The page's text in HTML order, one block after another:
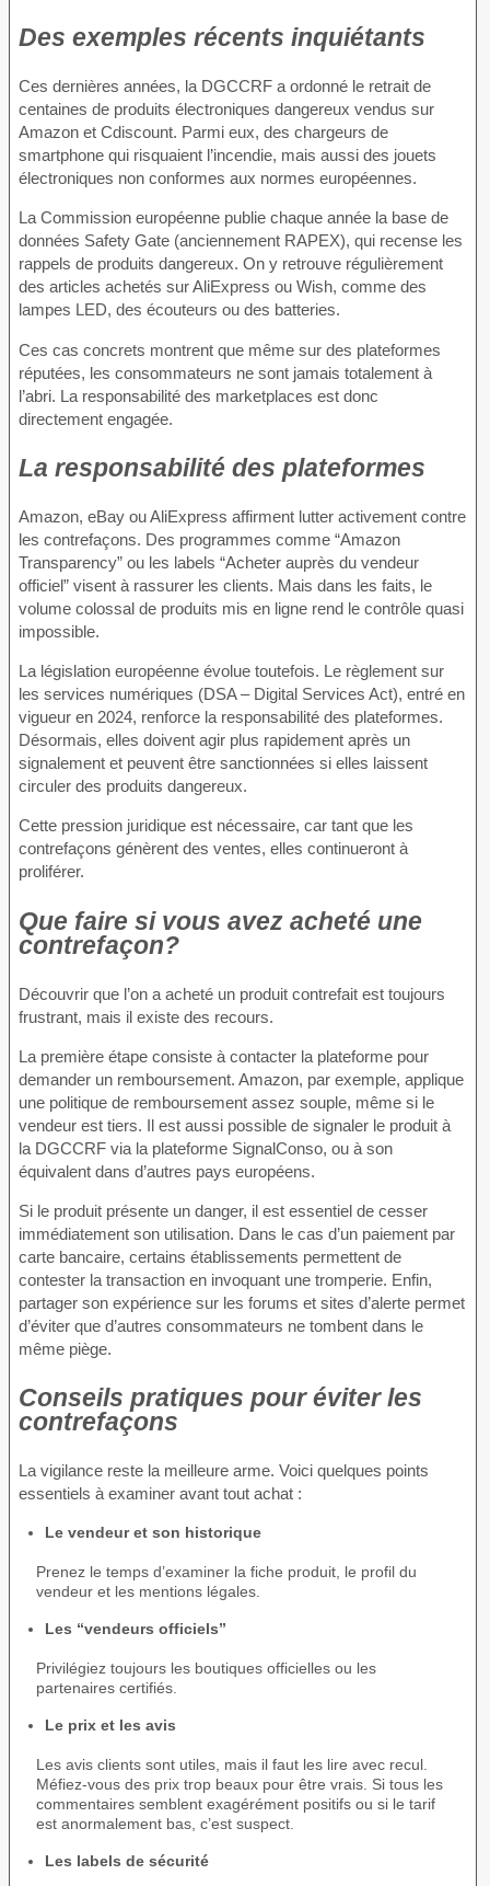
Des exemples récents inquiétants
Ces dernières années, la DGCCRF a ordonné le retrait de
centaines de produits électroniques dangereux vendus sur
Amazon et Cdiscount. Parmi eux, des chargeurs de
smartphone qui risquaient l’incendie, mais aussi des jouets
électroniques non conformes aux normes européennes.
La Commission européenne publie chaque année la base de
données Safety Gate (anciennement RAPEX), qui recense les
rappels de produits dangereux. On y retrouve régulièrement
des articles achetés sur AliExpress ou Wish, comme des
lampes LED, des écouteurs ou des batteries.
Ces cas concrets montrent que même sur des plateformes
réputées, les consommateurs ne sont jamais totalement à
l’abri. La responsabilité des marketplaces est donc
directement engagée.
La responsabilité des plateformes
Amazon, eBay ou AliExpress affirment lutter activement contre
les contrefaçons. Des programmes comme “Amazon
Transparency” ou les labels “Acheter auprès du vendeur
officiel” visent à rassurer les clients. Mais dans les faits, le
volume colossal de produits mis en ligne rend le contrôle quasi
impossible.
La législation européenne évolue toutefois. Le règlement sur
les services numériques (DSA – Digital Services Act), entré en
vigueur en 2024, renforce la responsabilité des plateformes.
Désormais, elles doivent agir plus rapidement après un
signalement et peuvent être sanctionnées si elles laissent
circuler des produits dangereux.
Cette pression juridique est nécessaire, car tant que les
contrefaçons génèrent des ventes, elles continueront à
proliférer.
Que faire si vous avez acheté une
contrefaçon?
Découvrir que l’on a acheté un produit contrefait est toujours
frustrant, mais il existe des recours.
La première étape consiste à contacter la plateforme pour
demander un remboursement. Amazon, par exemple, applique
une politique de remboursement assez souple, même si le
vendeur est tiers. Il est aussi possible de signaler le produit à
la DGCCRF via la plateforme SignalConso, ou à son
équivalent dans d’autres pays européens.
Si le produit présente un danger, il est essentiel de cesser
immédiatement son utilisation. Dans le cas d’un paiement par
carte bancaire, certains établissements permettent de
contester la transaction en invoquant une tromperie. Enfin,
partager son expérience sur les forums et sites d’alerte permet
d’éviter que d’autres consommateurs ne tombent dans le
même piège.
Conseils pratiques pour éviter les
contrefaçons
La vigilance reste la meilleure arme. Voici quelques points
essentiels à examiner avant tout achat :
Le vendeur et son historique
Prenez le temps d’examiner la fiche produit, le profil du
vendeur et les mentions légales.
Les “vendeurs officiels”
Privilégiez toujours les boutiques officielles ou les
partenaires certifiés.
Le prix et les avis
Les avis clients sont utiles, mais il faut les lire avec recul.
Méfiez-vous des prix trop beaux pour être vrais. Si tous les
commentaires semblent exagérément positifs ou si le tarif
est anormalement bas, c’est suspect.
Les labels de sécurité